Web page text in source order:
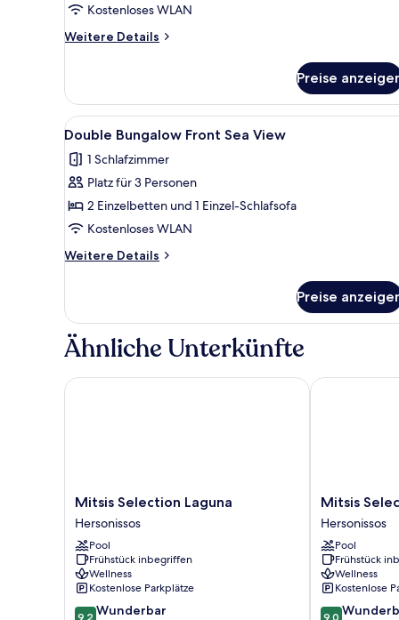
Kostenloses WLAN
Weitere Details
Weitere
Meerblick
Preise
Alle
Fotos
für
Double
Bungalow
Front
Sea
View
Ein Hotelzimmer mit Bett,
5
Double Bungalow Front Sea View
1 Schlafzimmer
Platz für 3 Personen
2 Einzelbetten und 1 Einzel-Schlafsofa
Kostenloses WLAN
Weitere Details
Weitere
Bungalow
Front
Sea
Preise
Ähnliche Unterkünfte
Mitsis
Selection
Laguna
Hersonissos
Mitsis Selection Laguna
Hersonissos
Pool
Frühstück inbegriffen
Wellness
Kostenlose Parkplätze
9.2
9,2 Wunderbar
Mitsis Selection Laguna
Mitsis
Selection
Rinela
Hersonissos
Mitsis
Hersonissos
Pool
Frühstück
Wellness
Kostenlose
9.0
9,0
Mitsis